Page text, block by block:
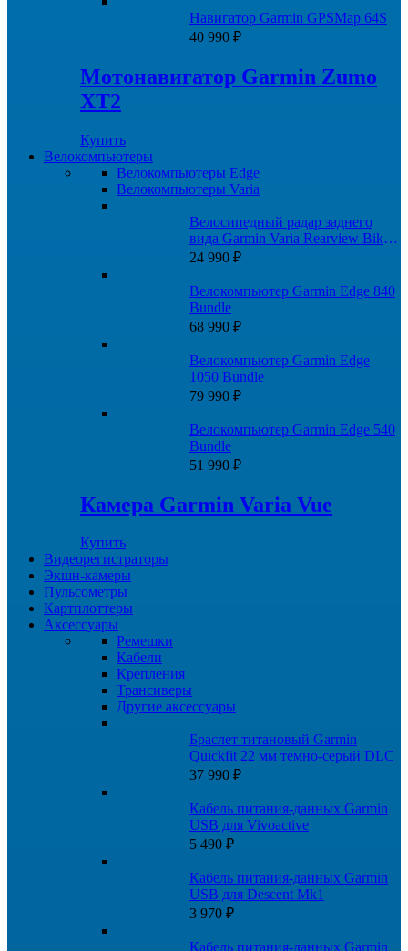
Навигатор Garmin GPSMap 64S
40 990 ₽
Мотонавигатор Garmin Zumo
XT2
Купить
Велокомпьютеры
Велокомпьютеры Edge
Велокомпьютеры Varia
Велосипедный радар заднего
вида Garmin Varia Rearview Bike
Radar RTL500
24 990 ₽
Велокомпьютер Garmin Edge 840
Bundle
68 990 ₽
Велокомпьютер Garmin Edge
1050 Bundle
79 990 ₽
Велокомпьютер Garmin Edge 540
Bundle
51 990 ₽
Камера Garmin Varia Vue
Купить
Видеорегистраторы
Экшн-камеры
Пульсометры
Картплоттеры
Аксессуары
Ремешки
Кабели
Крепления
Трансиверы
Другие аксессуары
Браслет титановый Garmin
Quickfit 22 мм темно-серый DLC
37 990 ₽
Кабель питания-данных Garmin
USB для Vivoactive
5 490 ₽
Кабель питания-данных Garmin
USB для Descent Mk1
3 970 ₽
Кабель питания-данных Garmin